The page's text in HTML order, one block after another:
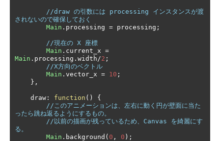
//draw の引数には processing インスタンスが渡
されないので確保しておく
Main . processing = processing ;
//現在の X 座標
Main . current_x =
Main . processing . width/2 ;
//X方向のベクトル
Main . vector_x = 10 ;
},
    draw
: function ()
{
//このアニメーションは、左右に動く円が壁面に当た
ったら跳ね返るようにするもの。
//以前の描画が残っているため、Canvas を綺麗にす
る。
Main . background ( 0 , 0 );